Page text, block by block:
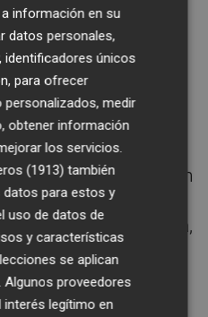
diagnosticas de
3.577 se han
en Cataluña.
diagnosticados en
135 en Asturias,
Canarias, 123 en
La Mancha, 767 en
123 en
654 en Extremadura,
160 en Murcia,
País Vasco y 75 en
información en su
datos personales,
identificadores únicos
para ofrecer
medir
obtener información
los servicios.
(1913) también
datos para estos y
uso de datos de
y características
se aplican
proveedores
interés legítimo en